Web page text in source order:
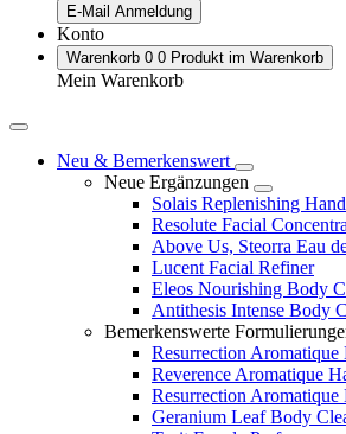
E-Mail Anmeldung
Konto
Warenkorb 0 0 Produkt im Warenkorb
Mein Warenkorb
Neu & Bemerkenswert
Neue Ergänzungen
Solais Replenishing
Resolute Facial
Above Us, Steorra Eau
Lucent Facial Refiner
Eleos Nourishing Body
Antithesis Intense Body
Bemerkenswerte
Resurrection Aromatique
Reverence Aromatique
Resurrection Aromatique
Geranium Leaf Body